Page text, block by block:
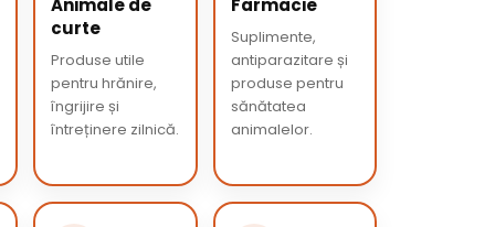
Animale de
curte
Produse utile
pentru hrănire,
îngrijire și
întreținere zilnică.
Farmacie
Suplimente,
antiparazitare și
produse pentru
sănătatea
animalelor.